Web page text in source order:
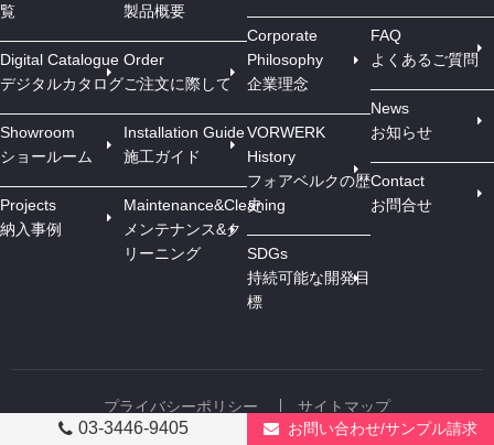
03-3446-9405 お問い合わせ/サンプル請求
覧
Digital Catalogue
デジタルカタログ
Showroom
ショールーム
Projects
納入事例
製品概要
Order
ご注文に際して
Installation Guide
施工ガイド
Maintenance&Cleaning
メンテナンス&ク
リーニング
Corporate
Philosophy
企業理念
VORWERK
History
フォアベルクの歴
史
SDGs
持続可能な開発目
標
FAQ
よくあるご質問
News
お知らせ
Contact
お問合せ
プライバシーポリシー サイトマップ